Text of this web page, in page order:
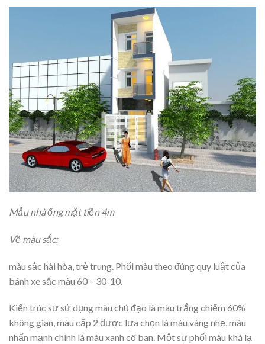
Mẫu nhà ống mặt tiền 4m
Về màu sắc:
màu sắc hài hòa, trẻ trung. Phối màu theo đúng quy luật của
bánh xe sắc màu 60 – 30-10.
Kiến trúc sư sử dụng màu chủ đạo là màu trắng chiếm 60%
không gian, màu cấp 2 được lựa chọn là màu vàng nhẹ, màu
nhấn mạnh chính là màu xanh cô ban. Một sự phối màu khá lạ